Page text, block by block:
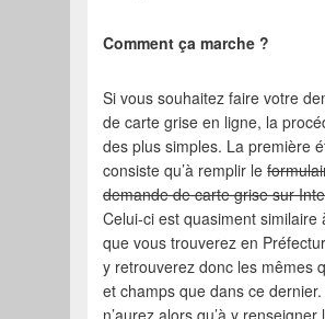
Comment ça marche ?
Si vous souhaitez faire votre
de carte grise en ligne, la
des plus simples. La première
consiste qu’à remplir le
demande de carte grise sur
Celui-ci est quasiment similaire
que vous trouverez en
y retrouverez donc les mêmes
et champs que dans ce dernier.
n’aurez alors qu’à y renseigner